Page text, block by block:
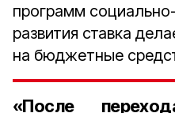
программ
развития ставка
на бюджетные
«После